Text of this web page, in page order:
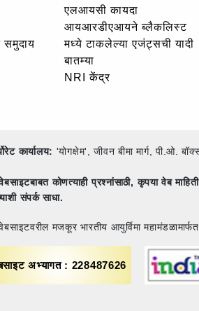
समुदाय
एलआयसी कायदा
आयआरडीएआयने ब्लैकलिस्ट
मध्ये टाकलेल्या एजंट्सची यादी
बातम्या
NRI केंद्र
कार्यालय: 'योगक्षेम', जीवन बीमा मार्ग,
कोणत्याही प्रश्नांसाठी, कृपया वेब
संपर्क साधा.
मजकूर भारतीय आयुर्विमा
अभ्यागत : 228487626